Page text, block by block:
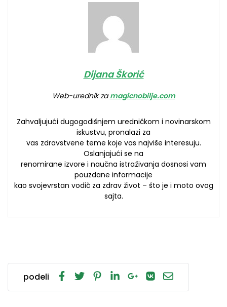
Dijana Škorić
Web-urednik zamagicnobilje.com
Zahvaljujući dugogodišnjem uredničkom i novinarskom
iskustvu, pronalazi za
vas zdravstvene teme koje vas najviše interesuju.
Oslanjajući se na
renomirane izvore i naučna istraživanja dosnosi vam
pouzdane informacije
kao svojevrstan vodič za zdrav život – što je i moto ovog
sajta.
podeli